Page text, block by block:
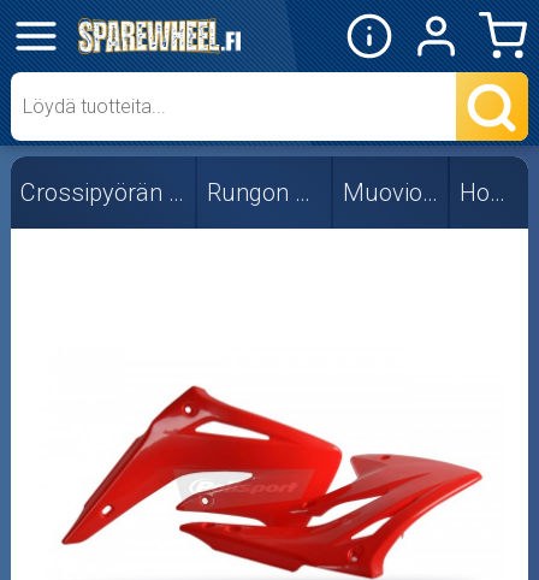
✕
Mopon osat
Skootterin osat
Crossipyörän osat
Mopoauton osat
Mönkijän osat
Puutarha ja metsä
Crossipyörän osat Rungon osat Muoviosat Honda